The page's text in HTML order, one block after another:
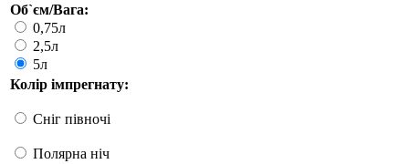
Об`єм/Вага:
0,75л
2,5л
5л
Колір імпрегнату:
Сніг півночі
Полярна ніч